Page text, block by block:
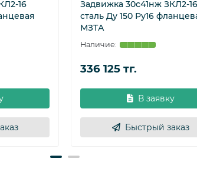
16
Задвижка 30с41нж ЗКЛ2-16
сталь Ду 150 Ру16
МЗТА
336 125 тг.
В заявку
Быстрый заказ